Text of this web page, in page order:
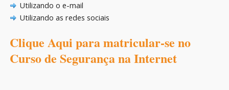
Utilizando o e-mail
Utilizando as redes sociais
Clique Aqui para matricular-se no
Curso de Segurança na Internet